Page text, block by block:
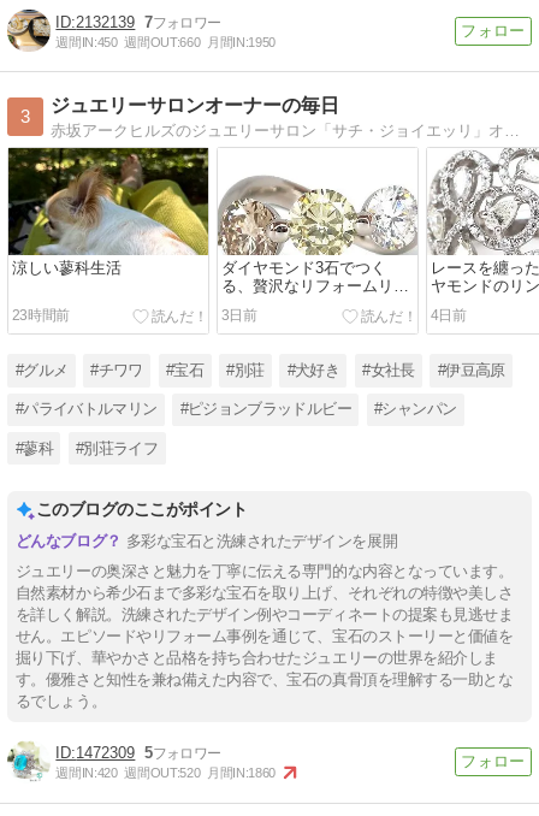
2132139 7
週間IN:450 週間OUT:660 月間IN:1950
3
ジュエリーサロンオーナーの毎日
赤坂アークヒルズのジュエリーサロン「サチ・ジョイエッリ」オーナーの日々。宝石、旅行、自然、美味しいもの・・・毎日の小さな輝きを綴っています。
涼しい蓼科生活
23時間前
ダイヤモンド3石でつく
る、贅沢なリフォームリン
3日前
レースを纏っ
ヤモンドのリ
4日前
#グルメ #チワワ #宝石 #別荘 #犬好き #女社長 #伊豆高原
#パライバトルマリン #ピジョンブラッドルビー #シャンパン
#蓼科 #別荘ライフ
このブログのここがポイント
多彩な宝石と洗練されたデザインを展開
ジュエリーの奥深さと魅力を丁寧に伝える専門的な内容となっています。
自然素材から希少石まで多彩な宝石を取り上げ、それぞれの特徴や美しさ
を詳しく解説。洗練されたデザイン例やコーディネートの提案も見逃せま
せん。エピソードやリフォーム事例を通じて、宝石のストーリーと価値を
掘り下げ、華やかさと品格を持ち合わせたジュエリーの世界を紹介しま
す。優雅さと知性を兼ね備えた内容で、宝石の真骨頂を理解する一助とな
るでしょう。
1472309 5
週間IN:420 週間OUT:520 月間IN:1860